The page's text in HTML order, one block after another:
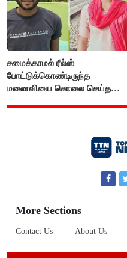
சமைக்காமல் ரீல்ஸ்
போட்டுக்கொண்டிருந்த
மனைவியை கொலை செய்த
More Sections
Contact Us About Us